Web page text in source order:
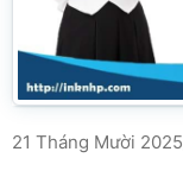
21 Tháng Mười 2025